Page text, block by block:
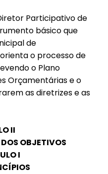
Participativo de
básico que
de
o processo de
o Plano
Orçamentárias e o
as diretrizes e as
II
OBJETIVOS
I